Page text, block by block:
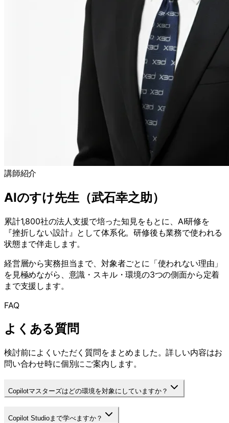
講師紹介
AIのすけ先生（武石幸之助）
累計1,800社の法人支援で培った知見をもとに、AI研修を
『挫折しない設計』として体系化。研修後も業務で使われる
状態まで伴走します。
経営層から実務担当まで、対象者ごとに「使われない理由」
を見極めながら、意識・スキル・環境の3つの側面から定着
まで支援します。
FAQ
よくある質問
検討前によくいただく質問をまとめました。詳しい内容はお
問い合わせ時に個別にご案内します。
Copilotマスターズはどの環境を対象にしていますか？
Copilot Studioまで学べますか？